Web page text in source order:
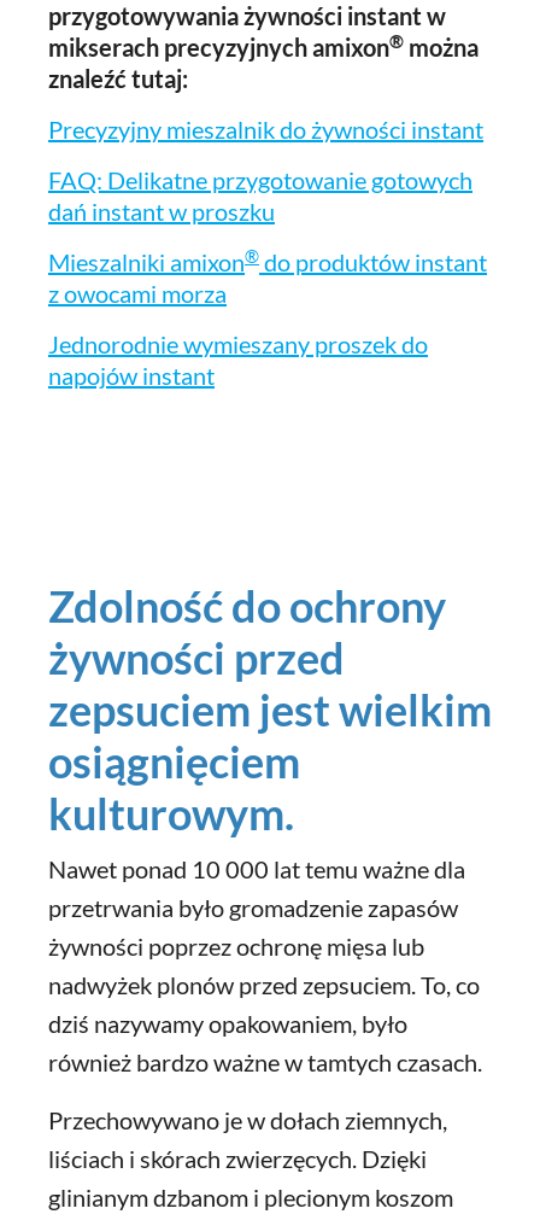
przygotowywania żywności instant w
mikserach precyzyjnych amixon® można
znaleźć tutaj:
Precyzyjny mieszalnik do żywności instant
FAQ: Delikatne przygotowanie gotowych
dań instant w proszku
Mieszalniki amixon® do produktów instant
z owocami morza
Jednorodnie wymieszany proszek do
napojów instant
Zdolność do ochrony
żywności przed
zepsuciem jest wielkim
osiągnięciem
kulturowym.
Nawet ponad 10 000 lat temu ważne dla
przetrwania było gromadzenie zapasów
żywności poprzez ochronę mięsa lub
nadwyżek plonów przed zepsuciem. To, co
dziś nazywamy opakowaniem, było
również bardzo ważne w tamtych czasach.
Przechowywano je w dołach ziemnych,
liściach i skórach zwierzęcych. Dzięki
glinianym dzbanom i plecionym koszom